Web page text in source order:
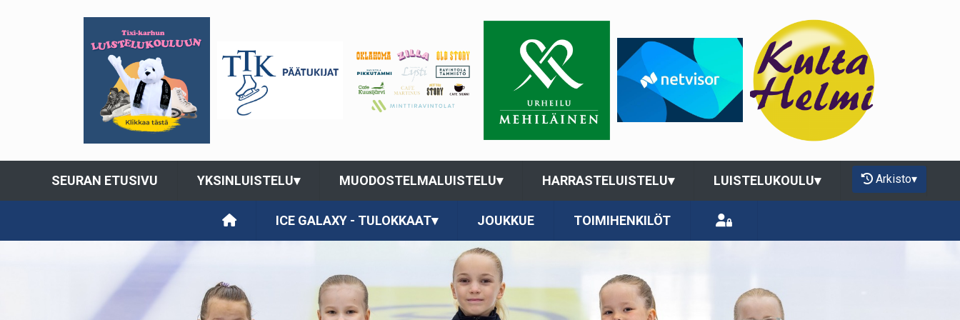
SEURAN ETUSIVU YKSINLUISTELU▾ MUODOSTELMALUISTELU▾ HARRASTELUISTELU▾ LUISTELUKOULU▾ Arkisto▾
ICE GALAXY - TULOKKAAT▾ JOUKKUE TOIMIHENKILÖT